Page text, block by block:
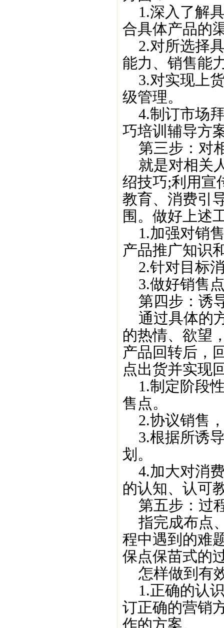
1.深入了解
合具体产品的
2.对所选择
能力、销售能
3.对实现上
级管理。
4.制订市场
巧培训辅导方
第三步：对
就是对相关
绍技巧;利用宣
教育、消费引
围。做好上述
1.加强对销
产品推广知识
2.针对目标
3.做好销售
第四步：诱
通过具体的
的热情、欲望
产品回转后，
点出货并实现
1.制定阶段
售点。
2.协议销售
3.根据所诱
划。
4.加大对消
的认知、认可
第五步：过
指完成布点
程中遇到的难
保点保苗式的
怎样做到有
1.正确的认
订正确的营销
作的方案。